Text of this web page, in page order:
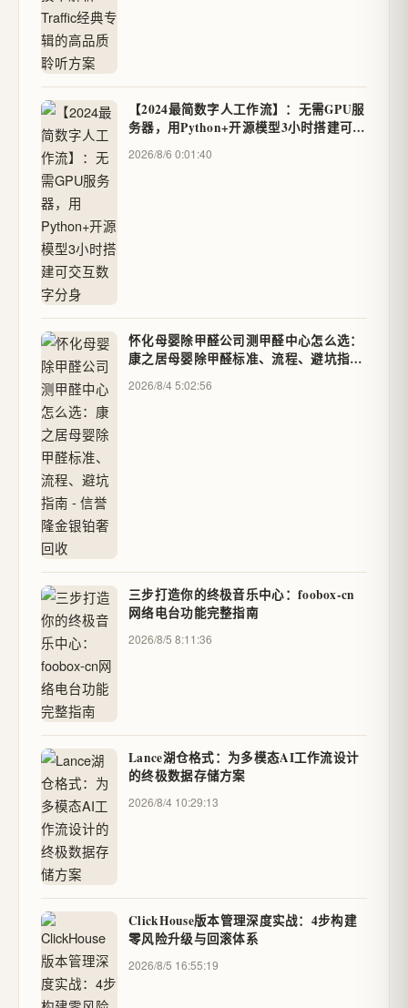
【2024最简数字人工作流】：无需GPU服
务器，用Python+开源模型3小时搭建可交
互数字分身
2026/8/6 0:01:40
怀化母婴除甲醛公司测甲醛中心怎么选：
康之居母婴除甲醛标准、流程、避坑指南
- 信誉隆金银铂奢回收
2026/8/4 5:02:56
三步打造你的终极音乐中心：foobox-cn
网络电台功能完整指南
2026/8/5 8:11:36
Lance湖仓格式：为多模态AI工作流设计
的终极数据存储方案
2026/8/4 10:29:13
ClickHouse版本管理深度实战：4步构建
零风险升级与回滚体系
2026/8/5 16:55:19